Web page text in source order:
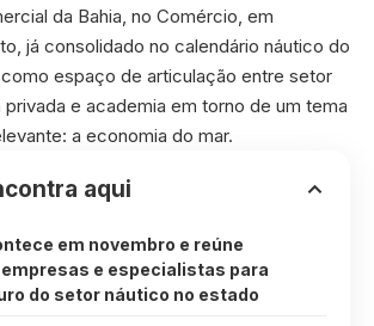
da Bahia, no Comércio, em
já consolidado no calendário náutico do
espaço de articulação entre setor
e academia em torno de um tema
a economia do mar.
aqui
em novembro e reúne
e especialistas para
do setor náutico no estado